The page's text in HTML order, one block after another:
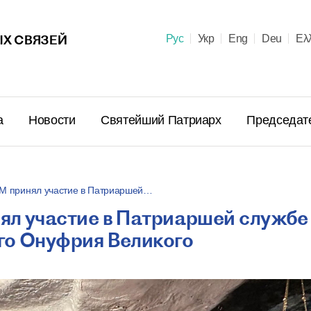
СВЯЗЕЙ Рус Укр Eng Deu
Новости Святейший Патриарх
принял участие в Патриаршей…
участие в Патриаршей службе
Онуфрия Великого
летием
23 июня в